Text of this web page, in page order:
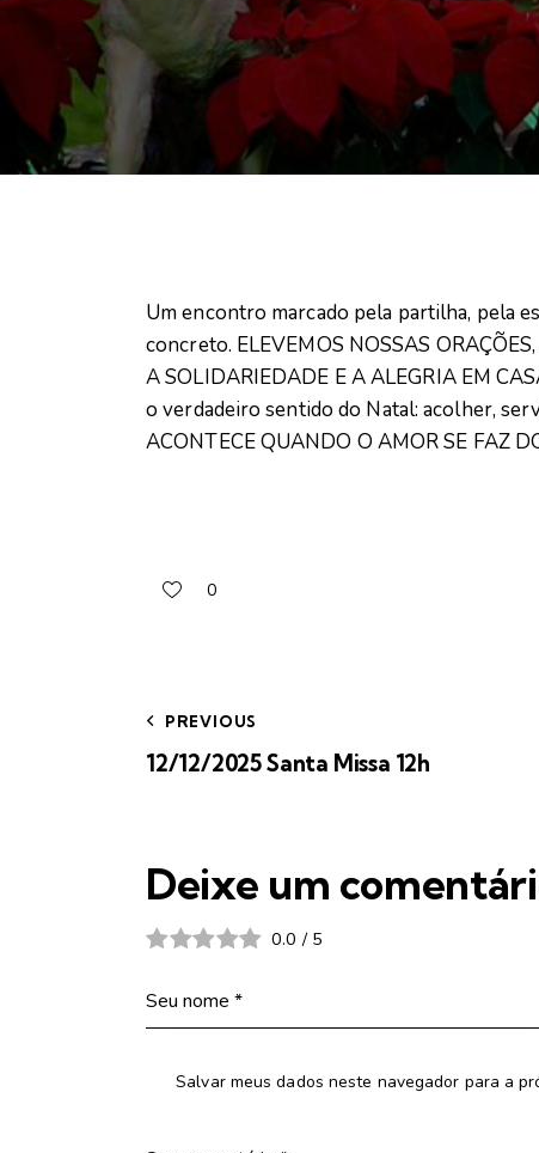
Um encontro marcado pela partilha, pela
concreto. ELEVEMOS NOSSAS
A SOLIDARIEDADE E A ALEGRIA EM
o verdadeiro sentido do Natal: acolher,
ACONTECE QUANDO O AMOR SE FAZ
0
PREVIOUS
12/12/2025 Santa Missa 12h
Deixe um
0.0 / 5
Salvar meus dados neste navegador para a